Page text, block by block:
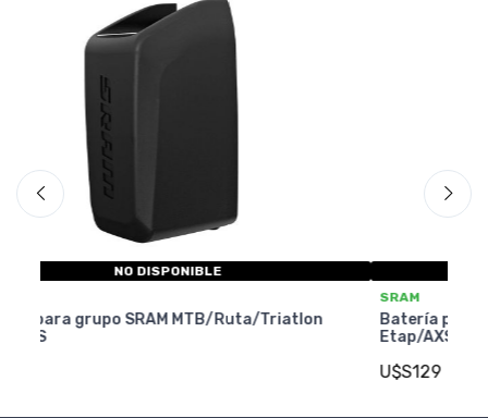
NO DISPONIBLE
Batería para grupo SRAM MTB/Ruta/Triatlon